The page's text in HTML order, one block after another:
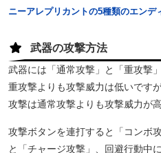
ニーアレプリカントの5種類のエンデ
武器の攻撃方法
武器には「通常攻撃」と「重攻撃
重攻撃よりも攻撃威力は低いです
攻撃は通常攻撃よりも攻撃威力が
攻撃ボタンを連打すると「コンボ
と「チャージ攻撃」、回避行動中